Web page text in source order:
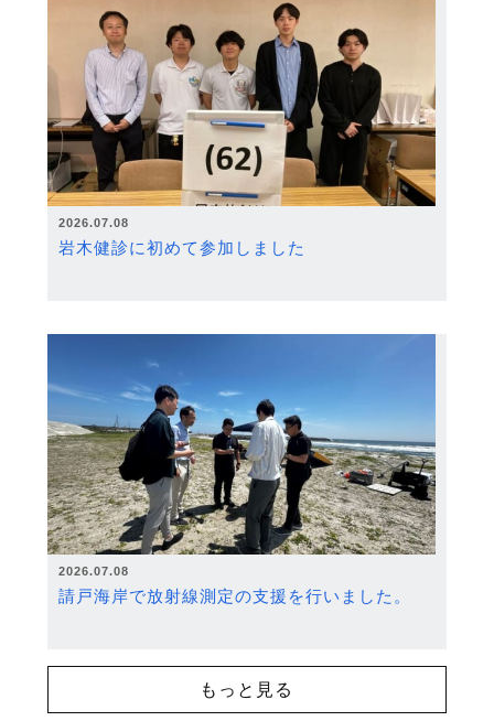
2026.07.08
岩木健診に初めて参加しました
2026.07.08
請戸海岸で放射線測定の支援を行いました。
もっと見る